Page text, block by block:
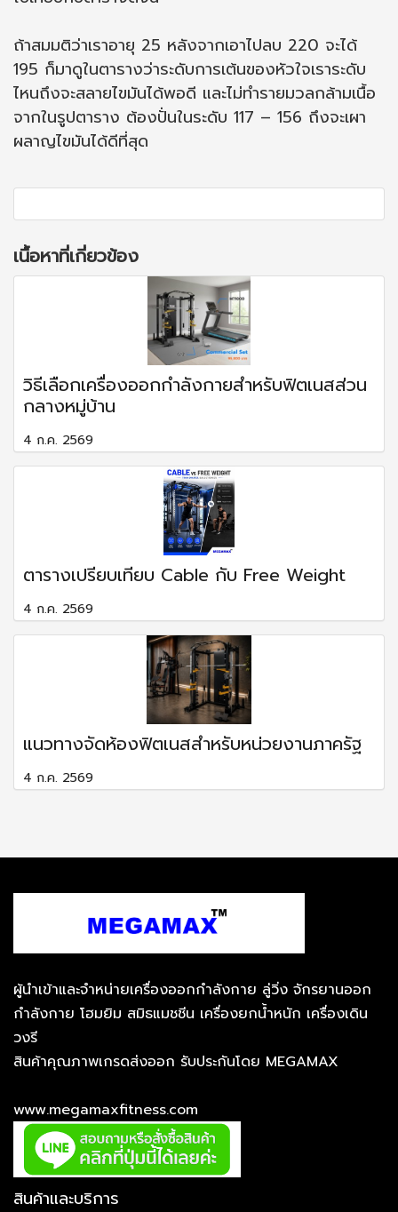
ถ้าสมมติว่าเราอายุ 25 หลังจากเอาไปลบ 220 จะได้
195 ก็มาดูในตารางว่าระดับการเต้นของหัวใจเราระดับ
ไหนถึงจะสลายไขมันได้พอดี และไม่ทำรายมวลกล้ามเนื้อ
จากในรูปตาราง ต้องปั่นในระดับ 117 – 156 ถึงจะเผา
ผลาญไขมันได้ดีที่สุด
เนื้อหาที่เกี่ยวข้อง
วิธีเลือกเครื่องออกกำลังกายสำหรับฟิตเนสส่วน
กลางหมู่บ้าน
4 ก.ค. 2569
ตารางเปรียบเทียบ Cable กับ Free Weight
4 ก.ค. 2569
แนวทางจัดห้องฟิตเนสสำหรับหน่วยงานภาครัฐ
4 ก.ค. 2569
ผู้นำเข้าและจำหน่ายเครื่องออกกำลังกาย ลู่วิ่ง จักรยานออก
กำลังกาย โฮมยิม สมิธแมชชีน เครื่องยกน้ำหนัก เครื่องเดิน
วงรี
สินค้าคุณภาพเกรดส่งออก รับประกันโดย MEGAMAX
www.megamaxfitness.com
สินค้าและบริการ